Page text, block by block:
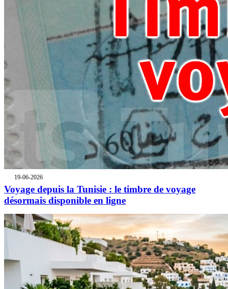
19-06-2026
Voyage depuis la Tunisie : le timbre de voyage
désormais disponible en ligne